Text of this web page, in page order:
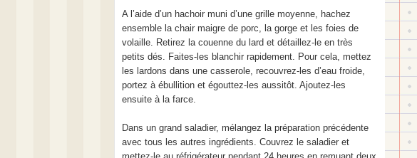
A l’aide d’un hachoir muni d’une grille moyenne, hachez
ensemble la chair maigre de porc, la gorge et les foies de
volaille. Retirez la couenne du lard et détaillez-le en très
petits dés. Faites-les blanchir rapidement. Pour cela, mettez
les lardons dans une casserole, recouvrez-les d’eau froide,
portez à ébullition et égouttez-les aussitôt. Ajoutez-les
ensuite à la farce.
Dans un grand saladier, mélangez la préparation précédente
avec tous les autres ingrédients. Couvrez le saladier et